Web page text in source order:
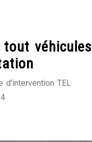
tout véhicules
d'intervention TEL